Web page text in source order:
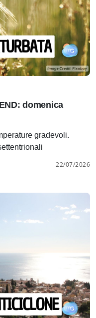
domenica
gradevoli.
22/07/2026